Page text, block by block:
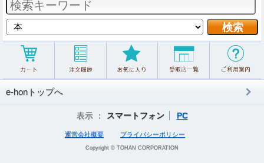
e-honトップへ
表示 ： スマートフォン PC
運営会社概要 プライバシーポリシー
Copyright © TOHAN CORPORATION